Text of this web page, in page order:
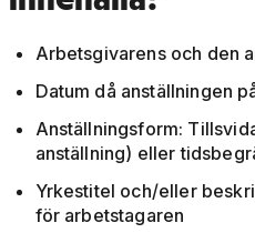
Arbetsgivarens och den
Datum då anställningen
Anställningsform:
anställning) eller
Yrkestitel och/eller
för arbetstagaren